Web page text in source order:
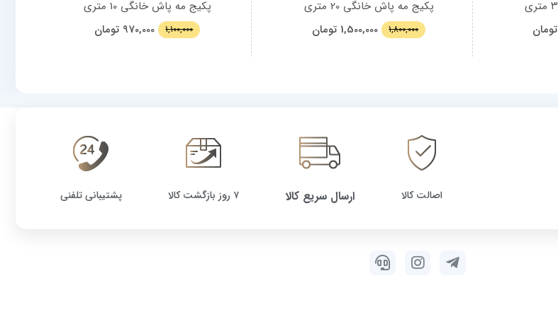
تومان
پکیج مه پاش خانگی 20 متری
1,800,000
1,500,000 تومان
پکیج مه پاش خانگی 10 متری
1,100,000
970,000 تومان
اصالت کالا ارسال سریع کالا ۷ روز بازگشت کالا پشتیبانی تلفنی